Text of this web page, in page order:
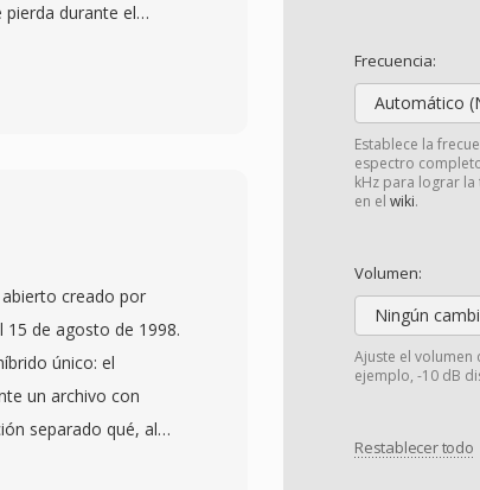
Frecuencia:
Automático
Establece la
espectro
kHz para lograr
en el wiki.
Volumen:
Ningún
Ajuste el
ejemplo, -10 dB
Restablecer todo
durante el
tanto audio de
ligero incluso en
qué la información de
El soporte de
portátiles, dando a
sin pérdida
de código abierto
la adopción
creado por
15 de agosto de 1998.
único: el
un archivo con
separado qué, al
bit a bit. Los